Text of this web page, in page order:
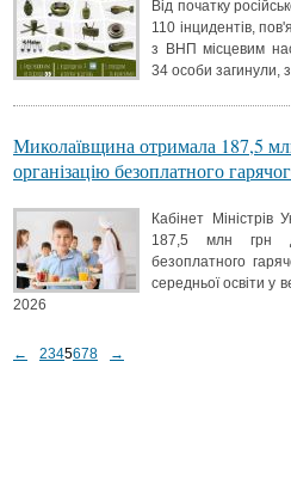
Від початку
110 інцидентів,
з ВНП місцевим
34 особи загинули,
Миколаївщина отримала 187,5
організацію безоплатного
Кабінет Міністрів
187,5 млн грн
безоплатного
середньої освіти у
2026
← 2345678 →